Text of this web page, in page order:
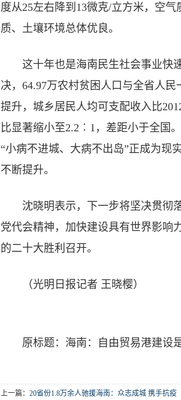
度从25左右降到13微克/立方米，空
质、土壤环境总体优良。
这十年也是海南民生社会事业快
决，64.97万农村贫困人口与全省人
提升，城乡居民人均可支配收入比
比显著缩小至2.2︰1，差距小于全国
“小病不进城、大病不出岛”正成为现
不断提升。
沈晓明表示，下一步将坚决贯彻
党代会精神，加快建设具有世界影响
的二十大胜利召开。
（光明日报记者 王晓樱）
原标题：海南：自由贸易港建设
上一篇： 20省份1.8万余人驰援海南：众志成城 携手抗疫